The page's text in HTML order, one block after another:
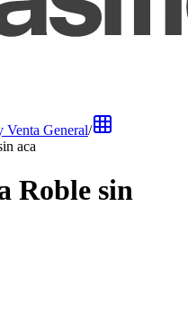
Venta General/
aca
Roble sin